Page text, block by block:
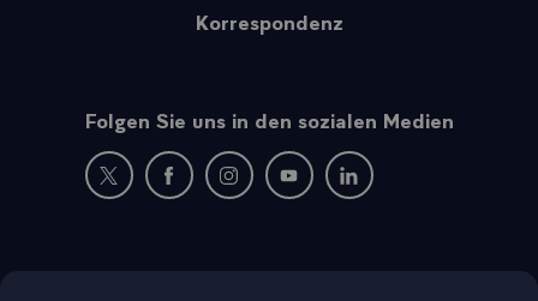
Korrespondenz
Folgen Sie uns in den sozialen Medien
Neues Fenster : Besuchen Sie uns auf Twitter
Neues Fenster : Besuchen Sie uns auf
Neues Fenster : Besuchen Sie uns auf
Neues Fenster : Besuchen Sie
Neues Fenster :